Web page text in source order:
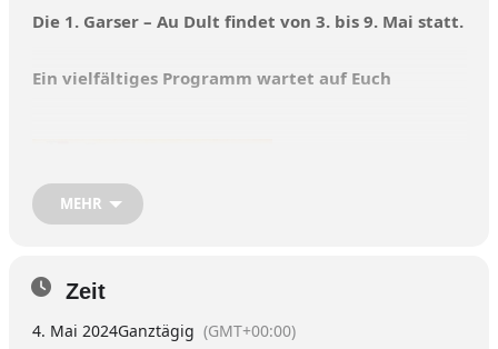
Die 1. Garser – Au Dult findet von 3. bis 9. Mai statt.
Ein vielfältiges Programm wartet auf Euch
MEHR
Zeit
4. Mai 2024Ganztägig (GMT+00:00)